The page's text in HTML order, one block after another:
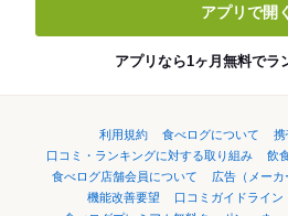
アプリで開く
アプリなら1ヶ月無料でラ
利用規約 食べログについて
携
口コミ・ランキングに対する取り組み
飲
食べログ店舗会員について
広告（メー
機能改善要望
口コミガイドライン